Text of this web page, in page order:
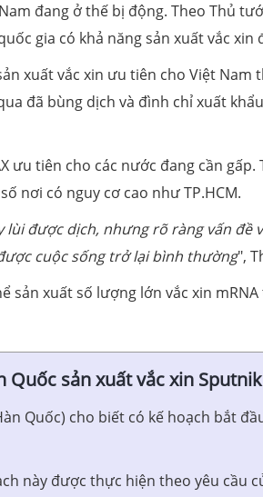
đang ở thế bị động. Theo Thủ
gia có khả năng sản xuất vắc
xuất vắc xin ưu tiên cho Việt Nam
đã bùng dịch và đình chỉ xuất
ưu tiên cho các nước đang cần
nơi có nguy cơ cao như TP.HCM.
lùi được dịch, nhưng rõ ràng vấn
cuộc sống trở lại bình thường",
sản xuất số lượng lớn vắc xin
Quốc sản xuất vắc xin
Quốc) cho biết có kế hoạch bắt
này được thực hiện theo yêu cầu